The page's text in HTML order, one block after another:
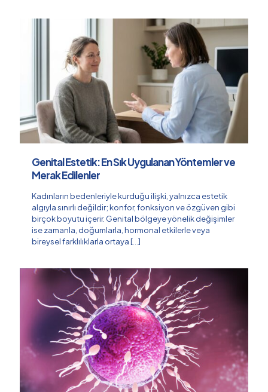
Genital Estetik: En Sık Uygulanan Yöntemler ve
Merak Edilenler
Kadınların bedenleriyle kurduğu ilişki, yalnızca estetik
algıyla sınırlı değildir; konfor, fonksiyon ve özgüven gibi
birçok boyutu içerir. Genital bölgeye yönelik değişimler
ise zamanla, doğumlarla, hormonal etkilerle veya
bireysel farklılıklarla ortaya[…]